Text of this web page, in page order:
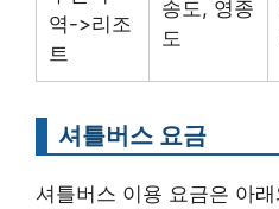
역->리조
트
송도, 영종
도
셔틀버스 요금
셔틀버스 이용 요금은 아